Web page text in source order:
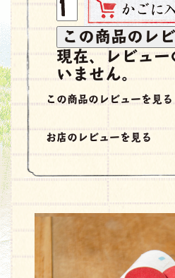
現在、レビュ
いません。
この商品のレビューを見る
お店のレビューを見る